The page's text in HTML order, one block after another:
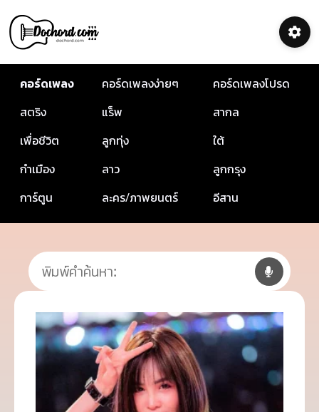
คอร์ดเพลง คอร์ดเพลงง่ายๆ
คอร์ดเพลงโปรด
สตริง
แร็พ
สากล
เพื่อชีวิต
ลูกทุ่ง
ใต้
กำเมือง
ลาว
ลูกกรุง
การ์ตูน
ละคร/ภาพยนตร์ อีสาน